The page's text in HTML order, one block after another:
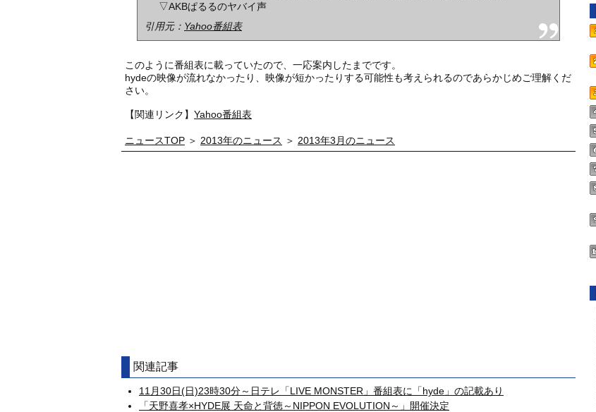
▽AKBぱるるのヤバイ声
引用元： Yahoo番組表
このように番組表に載っていたので、一応案内したまでです。
hydeの映像が流れなかったり、映像が短かったりする可能性も考えられるのであらかじめご理解くだ
さい。
【関連リンク】 Yahoo番組表
ニュースTOP ＞ 2013年のニュース ＞ 2013年3月のニュース
関連記事
11月30日(日)23時30分～日テレ「LIVE MONSTER」番組表に「hyde」の記載あり
「天野喜孝×HYDE展 天命と背徳～NIPPON EVOLUTION～」開催決定